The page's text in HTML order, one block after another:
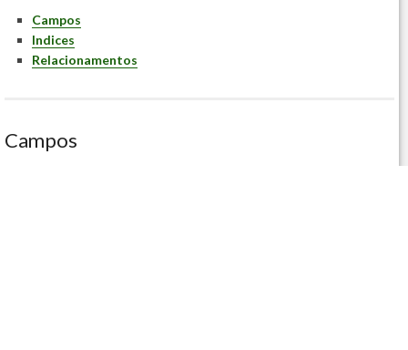
Campos
Indices
Relacionamentos
Campos